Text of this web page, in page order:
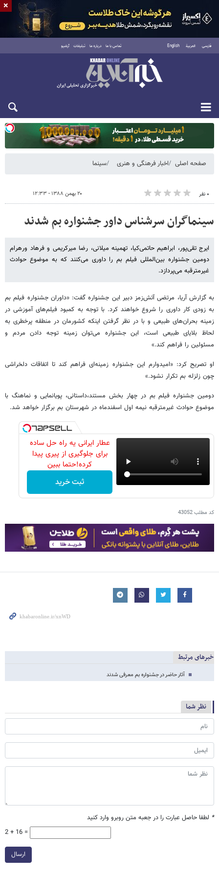
فارسی العربية English تماس با ما درباره ما تبلیغات آرشیو
دوشنبه ۱۹ مرداد ۱۴۰۵
صفحه اصلی اخبار فرهنگی و هنری سینما
۰ نفر ۲۰ بهمن ۱۳۸۸ - ۱۲:۳۳
سینماگران سرشناس داور جشنواره بم شدند
ایرج تقی‌‌پور، ابراهیم حاتمی‌کیا، تهمینه میلانی، رضا میرکریمی و فرهاد ورهرام
دومین جشنواره بین‌المللی فیلم بم را داوری می‌کنند که به موضوع حوادث
غیرمترقبه می‌پردازد.
به گزارش آریا، مرتضی آتش‌زمز دبیر این جشنواره گفت: «داوران جشنواره فیلم بم
به زودی کار داوری را شروع خواهند کرد. با توجه به کمبود فیلم‌های آموزشی در
زمینه بحران‌های طبیعی و با در نظر گرفتن اینکه کشورمان در منطقه پرخطری به
لحاظ بلایای طبیعی است، این جشنواره می‌توان زمینه توجه دادن مردم و
مسئولین را فراهم کند.»
او تصریح کرد: «امیدوارم این جشنواره زمینه‌ای فراهم کند تا اتفاقات دلخراشی
چون زلزله بم تکرار نشود.»
دومین جشنواره فیلم بم در چهار بخش مستند،داستانی، پویانمایی و نماهنگ با
موضوع حوادث غیرمترقبه نیمه اول اسفندماه در شهرستان بم برگزار خواهد شد.
عطار ایرانی یه راه حل ساده
برای جلوگیری از پیری پیدا
کرده!حتما ببین
ثبت خرید
کد مطلب43052
خبرهای مرتبط
آثار حاضر در جشنواره بم معرفی شدند
نظر شما
* لطفا حاصل عبارت را در جعبه متن روبرو وارد کنید
2 + 16 =
ارسال
×